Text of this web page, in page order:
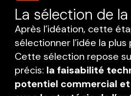
La sélection de
Après l’idéation, cette
sélectionner l’idée la
Cette sélection repose
précis: la faisabilité
potentiel commercial